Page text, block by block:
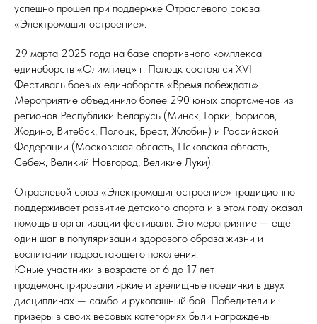
успешно прошел при поддержке Отраслевого союза
«Электромашиностроение».
29 марта 2025 года на базе спортивного комплекса
единоборств «Олимпиец» г. Полоцк состоялся XVI
Фестиваль боевых единоборств «Время побеждать».
Мероприятие объединило более 290 юных спортсменов из
регионов Республики Беларусь (Минск, Горки, Борисов,
Жодино, Витебск, Полоцк, Брест, Жлобин) и Российской
Федерации (Московская область, Псковская область,
Себеж, Великий Новгород, Великие Луки).
Отраслевой союз «Электромашиностроение» традиционно
поддерживает развитие детского спорта и в этом году оказал
помощь в организации фестиваля. Это мероприятие — еще
один шаг в популяризации здорового образа жизни и
воспитании подрастающего поколения.
Юные участники в возрасте от 6 до 17 лет
продемонстрировали яркие и зрелищные поединки в двух
дисциплинах — самбо и рукопашный бой. Победители и
призеры в своих весовых категориях были награждены